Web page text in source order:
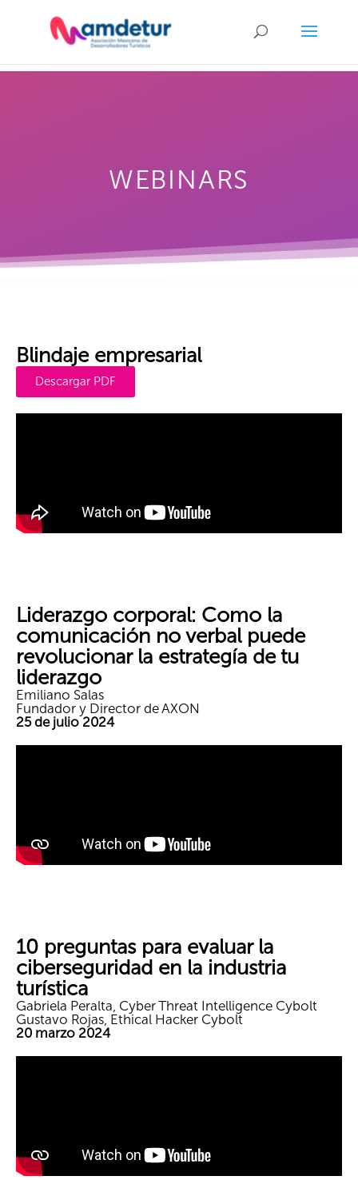
WEBINARS
Blindaje empresarial
Descargar PDF
Liderazgo corporal: Como la
comunicación no verbal puede
revolucionar la estrategía de tu
liderazgo
Emiliano Salas
Fundador y Director de AXON
25 de julio 2024
10 preguntas para evaluar la
ciberseguridad en la industria
turística
Gabriela Peralta, Cyber Threat Intelligence Cybolt
Gustavo Rojas, Ethical Hacker Cybolt
20 marzo 2024